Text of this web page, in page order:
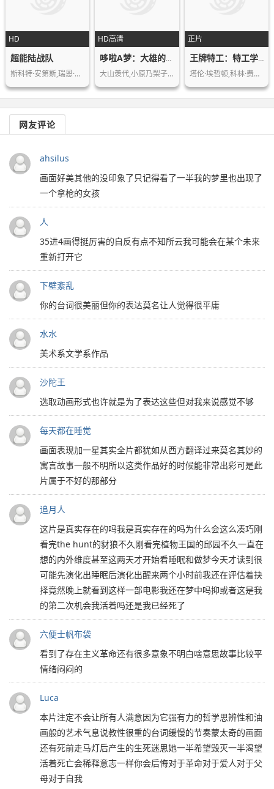
HD
超能陆战队
斯科特·安第斯,瑞恩·波特,丹尼尔·海…
HD高清
哆啦A梦：大雄的日本诞生
大山羡代,小原乃梨子,野村道子,立壁和…
正片
王牌特工：特工学院
塔伦·埃哲顿,科林·费尔斯,塞缪尔·杰…
网友评论
ahsilus
画面好美其他的没印象了只记得看了一半我的梦里也出现了
一个拿枪的女孩
人
35进4画得挺厉害的自反有点不知所云我可能会在某个未来
重新打开它
下壁紊乱
你的台词很美丽但你的表达莫名让人觉得很平庸
水水
美术系文学系作品
沙陀王
选取动画形式也许就是为了表达这些但对我来说感觉不够
每天都在睡觉
画面表现加一星其实全片都犹如从西方翻译过来莫名其妙的
寓言故事一般不明所以这类作品好的时候能非常出彩可是此
片属于不好的那部分
追月人
这片是真实存在的吗我是真实存在的吗为什么会这么凑巧刚
看完the hunt的豺狼不久刚看完植物王国的邱园不久一直在
想的内外维度甚至这两天才开始看睡眠和做梦今天才读到很
可能先演化出睡眠后演化出醒来两个小时前我还在评估着抉
择竟然晚上就看到这样一部电影我还在梦中吗抑或者这是我
的第二次机会我活着吗还是我已经死了
六便士帆布袋
看到了存在主义革命还有很多意象不明白啥意思故事比较平
情绪闷闷的
Luca
本片注定不会让所有人满意因为它强有力的哲学思辨性和油
画般的艺术气息说教性很重的台词缓慢的节奏蒙太奇的画面
还有死前走马灯后产生的生死迷思她一半希望毁灭一半渴望
活着死亡会稀释意志一样你会后悔对于革命对于爱人对于父
母对于自我